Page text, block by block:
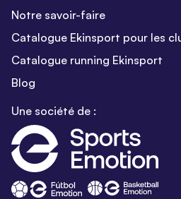
Notre savoir-faire
Catalogue Ekinsport pour les
Catalogue running Ekinsport
Blog
Une société de :